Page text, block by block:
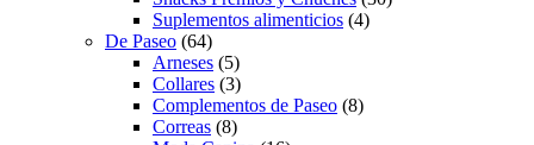
Suplementos alimenticios (4)
De Paseo (64)
Arneses (5)
Collares (3)
Complementos de Paseo (8)
Correas (8)